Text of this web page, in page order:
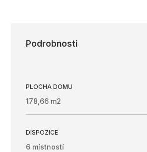
Podrobnosti
PLOCHA DOMU
178,66 m2
DISPOZICE
6 místností